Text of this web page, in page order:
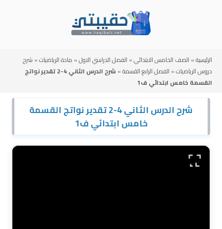
الرئيسية» الصف الخامس الابتدائي» الفصل الدراسي الاول» مادة الرياضيات» شرح
دروس الرياضيات» الفصل الرابع القسمة»
شرح الدرس الثاني 4-2 تقدير نواتج
القسمة خامس ابتدائي ف1
شرح الدرس الثاني 4-2 تقدير نواتج القسمة
خامس ابتدائي ف1